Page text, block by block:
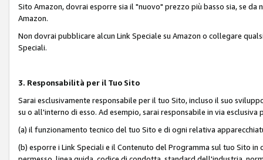
Sito Amazon, dovrai esporre sia il "nuovo" prezzo più basso sia, se
Amazon.
Non dovrai pubblicare alcun Link Speciale su Amazon o collegare
Speciali.
3. Responsabilità per il Tuo Sito
Sarai esclusivamente responsabile per il tuo Sito, incluso il suo
su o all'interno di esso. Ad esempio, sarai responsabile in via esclusiva
(a) il funzionamento tecnico del tuo Sito e di ogni relativa
(b) esporre i Link Speciali e il Contenuto del Programma sul tuo Sito in